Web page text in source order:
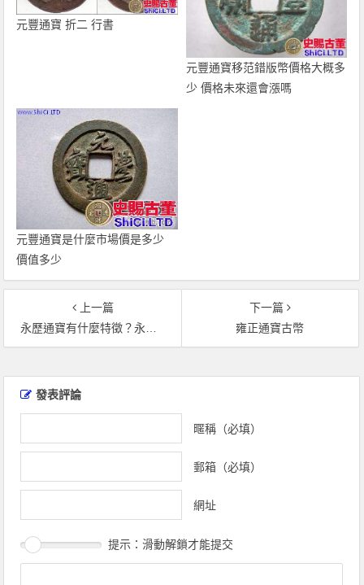
元豐通寶 折二 行書
元豐通寶移范錯版幣價格大概多
少 價格未來還會漲嗎
元豐通寶是什麼市場價是多少
價值多少
上一篇
永歷通寶有什麼特徵？永歷通寶投資價值高不高？
下一篇
雍正通寶古幣
發表評論
暱稱（必填）
郵箱（必填）
網址
提示：滑動解鎖才能提交